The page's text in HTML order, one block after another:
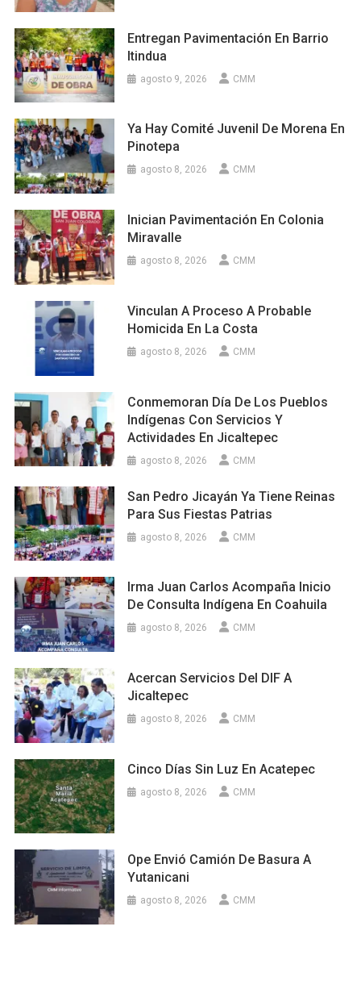
Entregan Pavimentación En Barrio
Itindua
agosto 9, 2026 CMM
Ya Hay Comité Juvenil De Morena En
Pinotepa
agosto 8, 2026 CMM
Inician Pavimentación En Colonia
Miravalle
agosto 8, 2026 CMM
Vinculan A Proceso A Probable
Homicida En La Costa
agosto 8, 2026 CMM
Conmemoran Día De Los Pueblos
Indígenas Con Servicios Y
Actividades En Jicaltepec
agosto 8, 2026 CMM
San Pedro Jicayán Ya Tiene Reinas
Para Sus Fiestas Patrias
agosto 8, 2026 CMM
Irma Juan Carlos Acompaña Inicio
De Consulta Indígena En Coahuila
agosto 8, 2026 CMM
Acercan Servicios Del DIF A
Jicaltepec
agosto 8, 2026 CMM
Cinco Días Sin Luz En Acatepec
agosto 8, 2026 CMM
Ope Envió Camión De Basura A
Yutanicani
agosto 8, 2026 CMM